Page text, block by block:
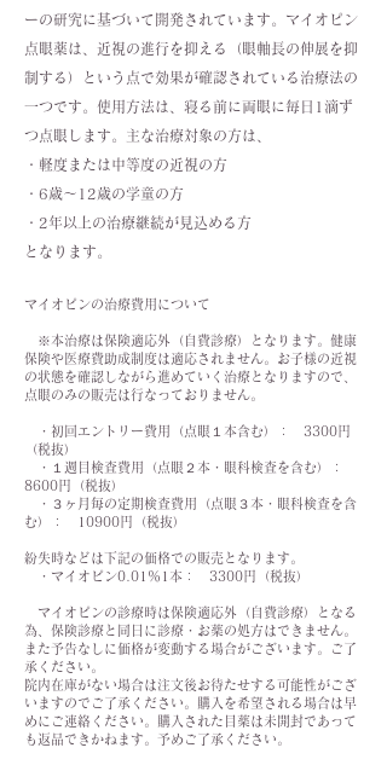
ーの研究に基づいて開発されています。マイオピン
点眼薬は、近視の進行を抑える（眼軸長の伸展を抑
制する）という点で効果が確認されている治療法の
一つです。使用方法は、寝る前に両眼に毎日1滴ず
つ点眼します。主な治療対象の方は、
・軽度または中等度の近視の方
・6歳～12歳の学童の方
・2年以上の治療継続が見込める方
となります。
マイオピンの治療費用について
※本治療は保険適応外（自費診療）となります。健康
保険や医療費助成制度は適応されません。お子様の近視
の状態を確認しながら進めていく治療となりますので、
点眼のみの販売は行なっておりません。
・初回エントリー費用（点眼１本含む）： 3300円
（税抜）
・１週目検査費用（点眼２本・眼科検査を含む）：
8600円（税抜）
・３ヶ月毎の定期検査費用（点眼３本・眼科検査を含
む）： 10900円（税抜）
紛失時などは下記の価格での販売となります。
・マイオピン0.01％1本： 3300円（税抜）
マイオピンの診療時は保険適応外（自費診療）となる
為、保険診療と同日に診療・お薬の処方はできません。
また予告なしに価格が変動する場合がございます。ご了
承ください。
院内在庫がない場合は注文後お待たせする可能性がござ
いますのでご了承ください。購入を希望される場合は早
めにご連絡ください。購入された目薬は未開封であって
も返品できかねます。予めご了承ください。